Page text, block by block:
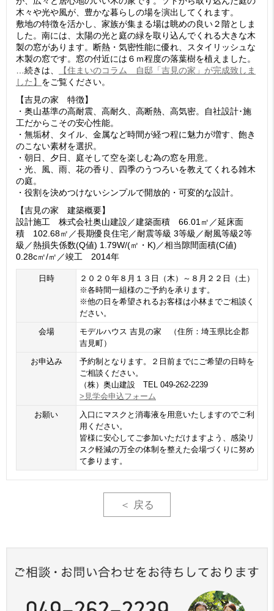
木々や光や風が、豊かな暮らしの場を演出してくれます。
敷地の特徴を活かし、家族が集まる場は眺めの良い２階としま
した。南には、太陽の光と庭の緑を取り込んでくれる大きな木
製の窓があります。断熱・気密性能に優れ、スタイリッシュな
木製の窓です。窓の付近には６ｍ程度の落葉樹を植えました。
…続きは、
【住まいのコラム 自邸「吉見の家」が完成致しま
した】 をご覧ください。
【吉見の家 特徴】
・奥山基準の高耐震、高耐久、高断熱、高気密。自社設計･施
工だからこその安心性能。
・無垢材、タイル、金属など時間が経つ程に魅力が増す、飽き
のこない素材を選択。
・朝日、夕日、庭そして空を楽しむ為の窓を用意。
・光、風、雨、花の香り、四季のうつろいを教えてくれる雑木
の庭。
・役割を決めつけないシンプルで開放的・可変的な設計。
【吉見の家 建築概要】
設計施工 株式会社奥山建設／建築面積 66.01㎡／延床面
積 102.68㎡／長期優良住宅／耐震等級 3等級／耐風等級2等
級／熱損失係数(Q値) 1.79W/(㎡・K)／相当隙間面積(C値)
0.28c㎡/㎡／竣工 2014年
日時
２０２０年８月１３日（木）～８月２２日（土）
※各時間一組様のご予約を承ります。
※他の日を希望されるお客様は小林までご相談く
ださい。
会場
モデルハウス 吉見の家 （住所：埼玉県比企郡
吉見町）
お申込み
予約制となります。２日前までにご希望の日時を
ご相談ください。
（株）奥山建設 TEL 049-262-2239
>見学会申込フォーム
お願い
入口にマスクと消毒液を用意いたしますのでご利
用ください。
皆様に安心してご参加いただけますよう、感染リ
スク軽減の万全の体制を整えた会場づくりに努め
て参ります。
＜ 戻る